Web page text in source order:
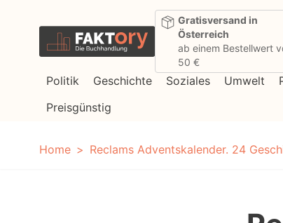
Gratisversand in
Österreich
ab einem Bestellwert
50 €
Politik Geschichte Soziales Umwelt
Preisgünstig
Home Reclams Adventskalender. 24